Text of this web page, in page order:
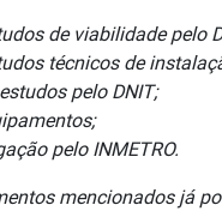
de viabilidade pelo
técnicos de
pelo DNIT;
pelo INMETRO.
mencionados já